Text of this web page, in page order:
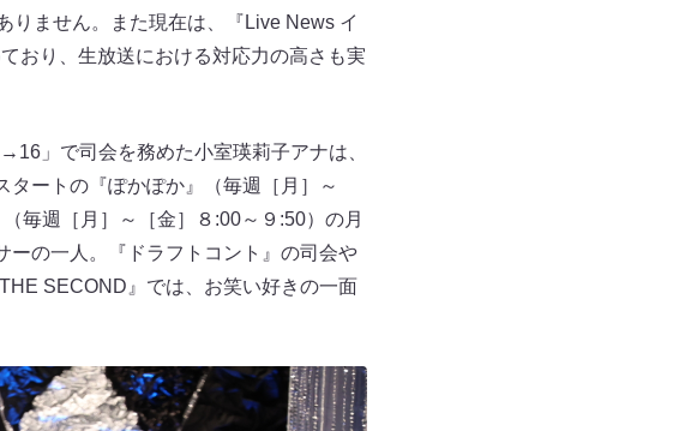
りません。また現在は、『Live News イ
おり、生放送における対応力の高さも実
」で司会を務めた小室瑛莉子アナは、
タートの『ぽかぽか』（毎週［月］～
毎週［月］～［金］８:00～９:50）の月
ーの一人。『ドラフトコント』の司会や
SECOND』では、お笑い好きの一面